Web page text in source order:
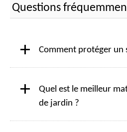
Questions
+ Comment protéger un
+
Quel est le meilleur
de jardin ?